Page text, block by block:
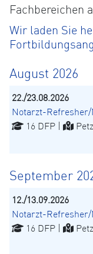
Fachbereichen
Wir laden Sie
August 2026
22./23.08.2026
Notarzt-Refresher/
16 DFP |
September
12./13.09.2026
Notarzt-Refresher/
16 DFP |